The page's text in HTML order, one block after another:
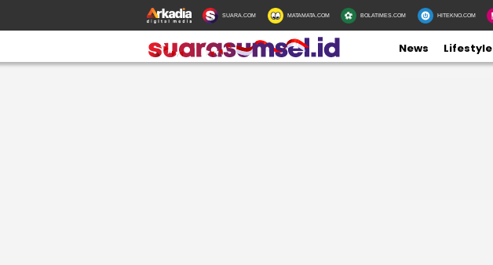
SUARA.COM MATAMATA.COM BOLATIMES.COM HITEKNO.COM
News Lifestyle